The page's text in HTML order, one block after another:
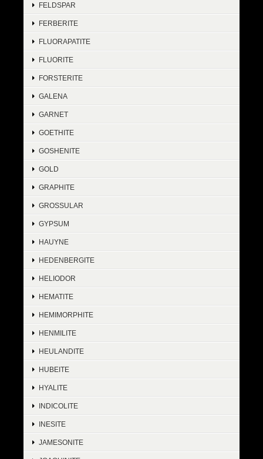
FELDSPAR
FERBERITE
FLUORAPATITE
FLUORITE
FORSTERITE
GALENA
GARNET
GOETHITE
GOSHENITE
GOLD
GRAPHITE
GROSSULAR
GYPSUM
HAUYNE
HEDENBERGITE
HELIODOR
HEMATITE
HEMIMORPHITE
HENMILITE
HEULANDITE
HUBEITE
HYALITE
INDICOLITE
INESITE
JAMESONITE